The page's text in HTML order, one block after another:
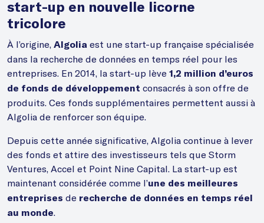
start-up en nouvelle licorne
tricolore
À l’origine, Algolia est une start-up française spécialisée
dans la recherche de données en temps réel pour les
entreprises. En 2014, la start-up lève 1,2 million d’euros
de fonds de développement consacrés à son offre de
produits. Ces fonds supplémentaires permettent aussi à
Algolia de renforcer son équipe.
Depuis cette année significative, Algolia continue à lever
des fonds et attire des investisseurs tels que Storm
Ventures, Accel et Point Nine Capital. La start-up est
maintenant considérée comme l’une des meilleures
entreprises de recherche de données en temps réel
au monde.